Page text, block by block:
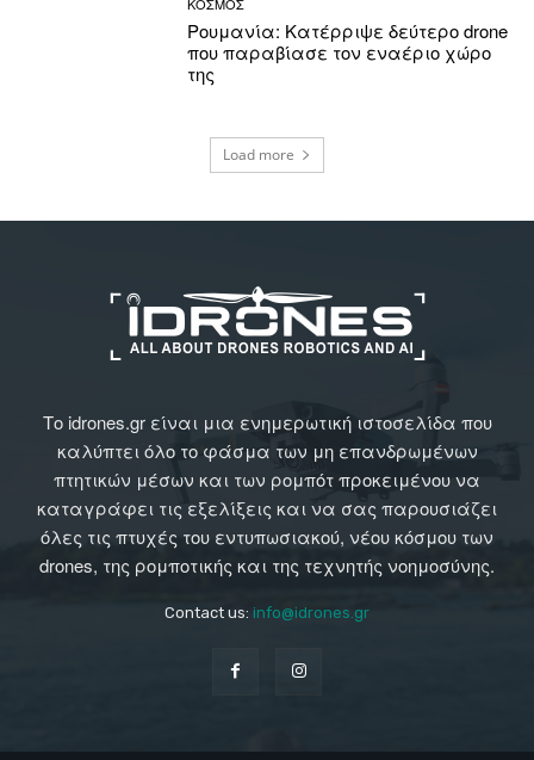
Ρουμανία: Κατέρριψε δεύτερο drone
που παραβίασε τον εναέριο χώρο
της
Load more
Το idrones.gr είναι μια ενημερωτική ιστοσελίδα που
καλύπτει όλο το φάσμα των μη επανδρωμένων
πτητικών μέσων και των ρομπότ προκειμένου να
καταγράφει τις εξελίξεις και να σας παρουσιάζει
όλες τις πτυχές του εντυπωσιακού, νέου κόσμου των
drones, της ρομποτικής και της τεχνητής νοημοσύνης.
Contact us: info@idrones.gr